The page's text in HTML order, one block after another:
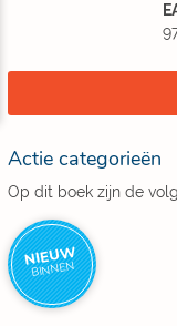
Actie categorieën
Op dit boek zijn de
NIEUW
BINNEN